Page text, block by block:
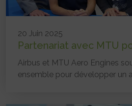
20 Juin 2025
Partenariat avec MTU
Airbus et MTU Aero Engines
ensemble pour développer un